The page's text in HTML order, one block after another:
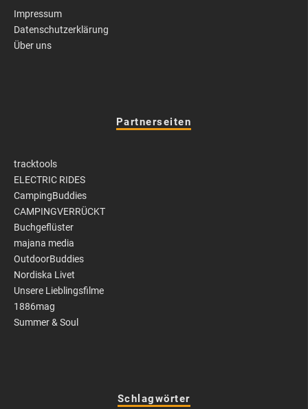
Impressum
Datenschutzerklärung
Über uns
Partnerseiten
tracktools
ELECTRIC RIDES
CampingBuddies
CAMPINGVERRÜCKT
Buchgeflüster
majana media
OutdoorBuddies
Nordiska Livet
Unsere Lieblingsfilme
1886mag
Summer & Soul
Schlagwörter